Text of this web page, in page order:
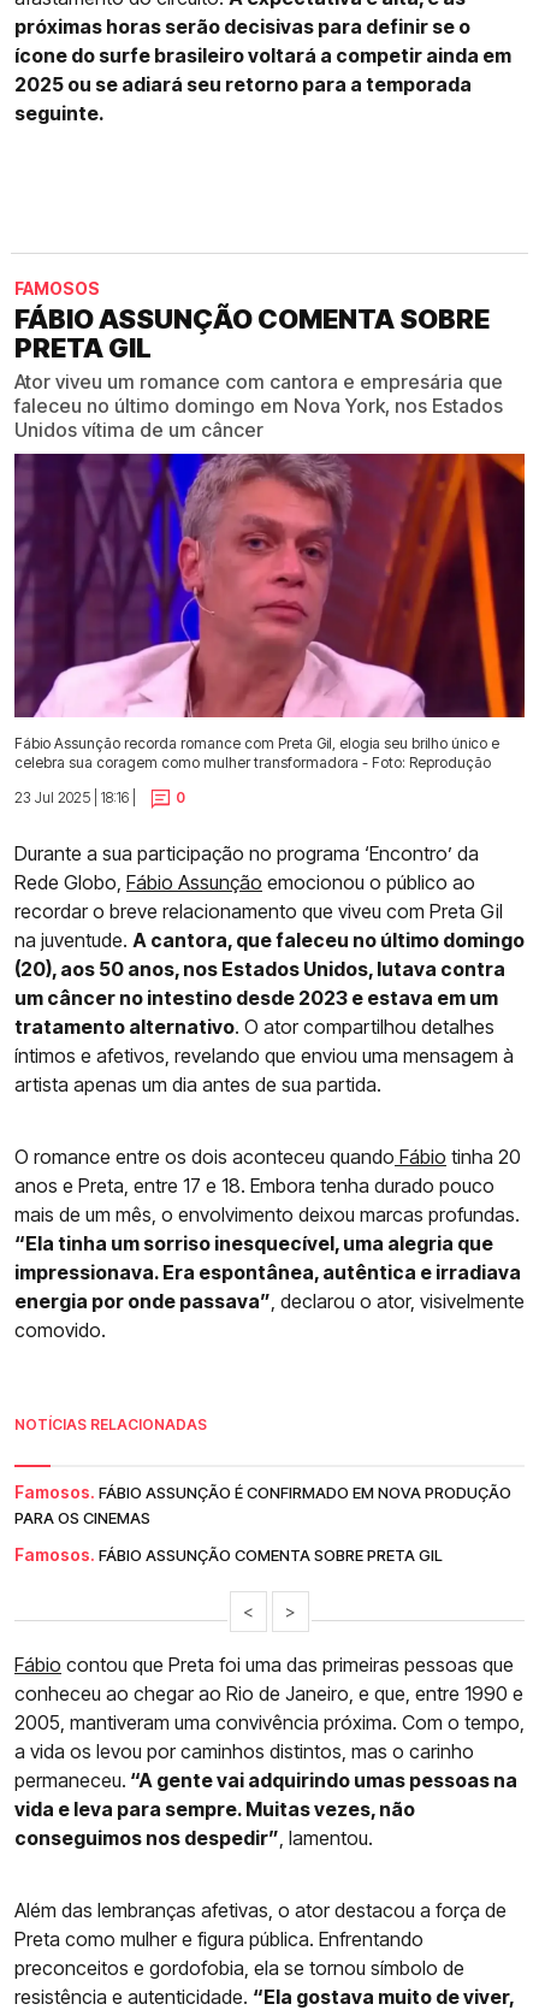
próximas horas serão decisivas para definir se o
ícone do surfe brasileiro voltará a competir ainda em
2025 ou se adiará seu retorno para a temporada
seguinte.
FAMOSOS
FÁBIO ASSUNÇÃO COMENTA SOBRE
PRETA GIL
Ator viveu um romance com cantora e empresária que
faleceu no último domingo em Nova York, nos Estados
Unidos vítima de um câncer
Fábio Assunção recorda romance com Preta Gil, elogia seu brilho único e
celebra sua coragem como mulher transformadora - Foto: Reprodução
23 Jul 2025 | 18:16 |
0
Durante a sua participação no programa ‘Encontro’ da
Rede Globo, Fábio Assunção emocionou o público ao
recordar o breve relacionamento que viveu com Preta Gil
na juventude. A cantora, que faleceu no último domingo
(20), aos 50 anos, nos Estados Unidos, lutava contra
um câncer no intestino desde 2023 e estava em um
tratamento alternativo. O ator compartilhou detalhes
íntimos e afetivos, revelando que enviou uma mensagem à
artista apenas um dia antes de sua partida.
O romance entre os dois aconteceu quando Fábio tinha 20
anos e Preta, entre 17 e 18. Embora tenha durado pouco
mais de um mês, o envolvimento deixou marcas profundas.
“Ela tinha um sorriso inesquecível, uma alegria que
impressionava. Era espontânea, autêntica e irradiava
energia por onde passava” , declarou o ator, visivelmente
comovido.
NOTÍCIAS RELACIONADAS
Famosos. FÁBIO ASSUNÇÃO É CONFIRMADO EM NOVA PRODUÇÃO
PARA OS CINEMAS
Famosos. FÁBIO ASSUNÇÃO COMENTA SOBRE PRETA GIL
< >
Fábio contou que Preta foi uma das primeiras pessoas que
conheceu ao chegar ao Rio de Janeiro, e que, entre 1990 e
2005, mantiveram uma convivência próxima. Com o tempo,
a vida os levou por caminhos distintos, mas o carinho
permaneceu. “A gente vai adquirindo umas pessoas na
vida e leva para sempre. Muitas vezes, não
conseguimos nos despedir” , lamentou.
Além das lembranças afetivas, o ator destacou a força de
Preta como mulher e figura pública. Enfrentando
preconceitos e gordofobia, ela se tornou símbolo de
resistência e autenticidade. “Ela gostava muito de viver,